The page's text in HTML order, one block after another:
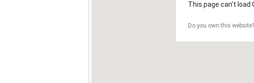
This page can't load
Do you own this website?